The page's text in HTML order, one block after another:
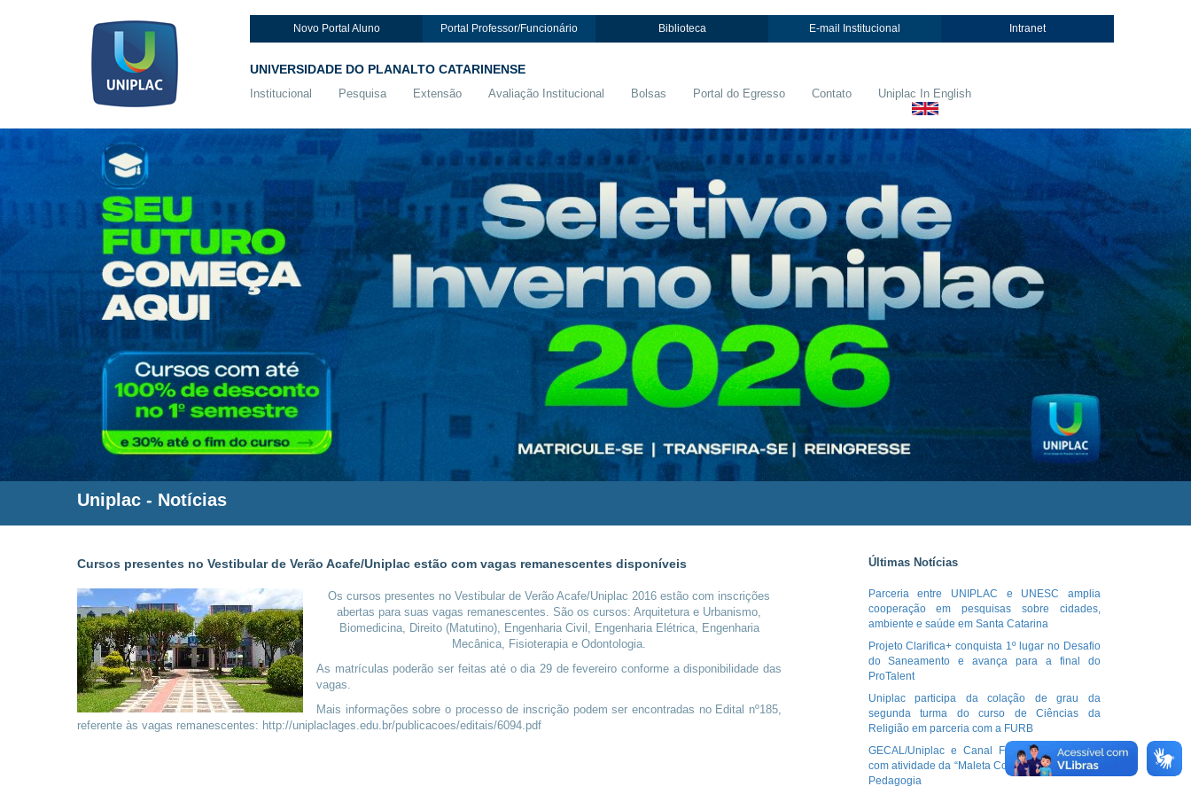
Novo Portal Aluno Portal Professor/Funcionário Biblioteca E-mail Institucional Intranet
UNIVERSIDADE DO PLANALTO CATARINENSE
Institucional Pesquisa Extensão Avaliação Institucional Bolsas Portal do Egresso Contato Uniplac In English
Uniplac - Notícias
Cursos presentes no Vestibular de Verão Acafe/Uniplac estão com vagas remanescentes disponíveis
Os cursos presentes no Vestibular de Verão Acafe/Uniplac 2016 estão com inscrições
abertas para suas vagas remanescentes. São os cursos: Arquitetura e Urbanismo,
Biomedicina, Direito (Matutino), Engenharia Civil, Engenharia Elétrica, Engenharia
Mecânica, Fisioterapia e Odontologia.
As matrículas poderão ser feitas até o dia 29 de fevereiro conforme a disponibilidade das
vagas.
Mais informações sobre o processo de inscrição podem ser encontradas no Edital nº185,
referente às vagas remanescentes: http://uniplaclages.edu.br/publicacoes/editais/6094.pdf
Últimas Notícias
Parceria entre UNIPLAC e UNESC amplia
cooperação em pesquisas sobre cidades,
ambiente e saúde em Santa Catarina
Projeto Clarifica+ conquista 1º lugar no Desafio
do Saneamento e avança para a final do
ProTalent
Uniplac participa da colação de grau da
segunda turma do curso de Ciências da
Religião em parceria com a FURB
GECAL/Uniplac e Canal Futura tem parceria
com atividade da “Maleta Conviver” no curso de
Pedagogia